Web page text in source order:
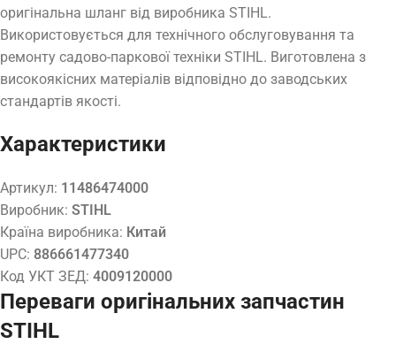
оригінальна шланг від виробника STIHL.
Використовується для технічного обслуговування та
ремонту садово-паркової техніки STIHL. Виготовлена з
високоякісних матеріалів відповідно до заводських
стандартів якості.
Характеристики
Артикул: 11486474000
Виробник: STIHL
Країна виробника: Китай
UPC: 886661477340
Код УКТ ЗЕД: 4009120000
Переваги оригінальних запчастин
STIHL